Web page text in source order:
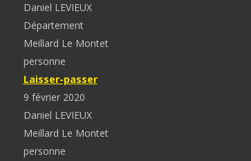
Daniel LEVIEUX
Département
Meillard Le Montet
personne
Laisser-passer
9 février 2020
Daniel LEVIEUX
Meillard Le Montet
personne